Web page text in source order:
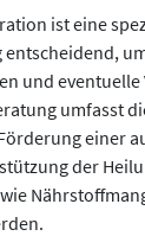
ist eine
und
umfasst
einer
der